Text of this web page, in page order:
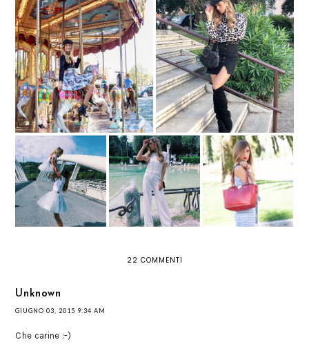
LA GIOSTRA
STAMPE ANIMALIER: TUTTE LE
REGOLE PER IL RITORNO DI
QUESTO CULT
TUTU CHE
PASSIONE: GONNE
IN TULLE PER
PRINCIPESSE
MODERNE
TUTA ELEGANTE
BIANCA: LA MIA
JUMPSUIT CON TOP
IN PIZZO
BAGINNING
REVIEW: BORSA DA
GIORNO ROSSA
CON BORCHIE
22 COMMENTI
Unknown
GIUGNO 03, 2015 9:34 AM
Che carine :-)